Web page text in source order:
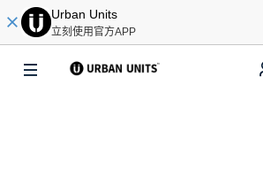
Urban Units
立刻使用官方APP